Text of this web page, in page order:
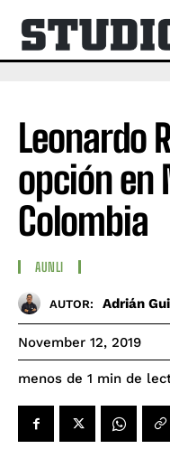
Leonardo
opción en
Colombia
AUNLI
AUTOR: Adrián
November 12, 2019
menos de 1 min de